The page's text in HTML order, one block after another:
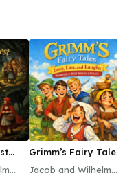
Grimm’s Fairy Tales:
Laughs
Jacob and Wilhelm